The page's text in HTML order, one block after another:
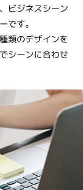
ビジネスシーン
です。
類のデザインを
シーンに合わせ